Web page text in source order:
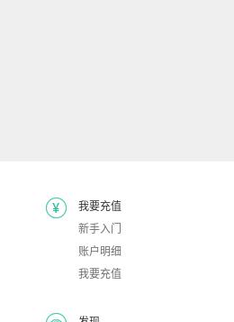
我要充值
新手入门
账户明细
我要充值